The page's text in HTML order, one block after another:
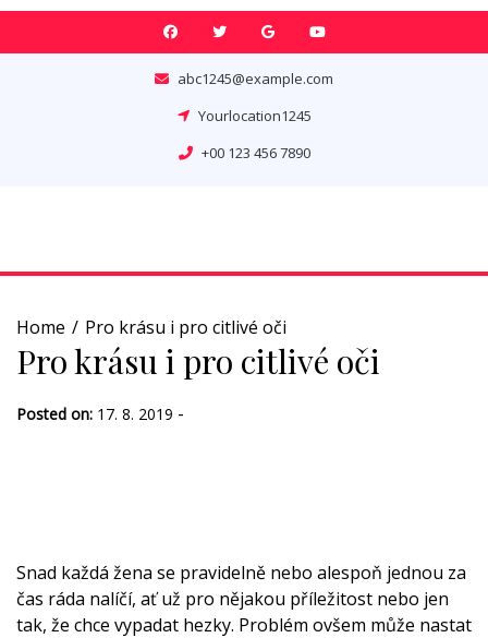
Skip
abc1245@example.com
Yourlocation1245
+00 123 456 7890
Home Pro krásu i pro citlivé oči
Pro krásu i pro citlivé oči
Posted on: 17. 8. 2019 -
Snad každá žena se pravidelně nebo alespoň jednou za
čas ráda nalíčí, ať už pro nějakou příležitost nebo jen
tak, že chce vypadat hezky. Problém ovšem může nastat